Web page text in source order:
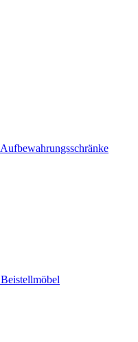
Aufbewahrungsschränke
Beistellmöbel